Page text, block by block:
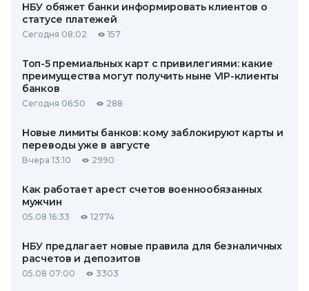
НБУ обяжет банки информировать клиентов о
статусе платежей
Сегодня 08:02 157
Топ-5 премиальных карт с привилегиями: какие
преимущества могут получить ныне VIP-клиенты
банков
Сегодня 06:50 288
Новые лимиты банков: кому заблокируют карты и
переводы уже в августе
Вчера 13:10 2990
Как работает арест счетов военнообязанных
мужчин
05.08 16:33 12774
НБУ предлагает новые правила для безналичных
расчетов и депозитов
05.08 07:00 3303